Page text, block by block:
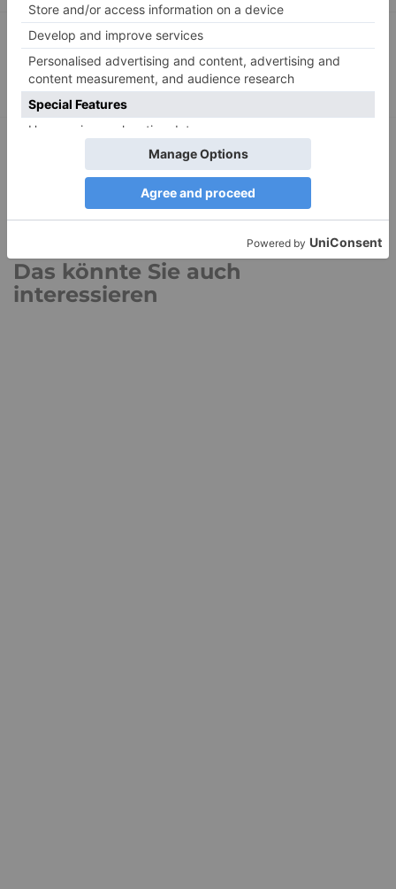
Die Spitze der Entwicklung
Mit der Krankheit leben lernen – Der Umgang
mit chronischen Erkrankungen (3)
Das könnte Sie auch
interessieren